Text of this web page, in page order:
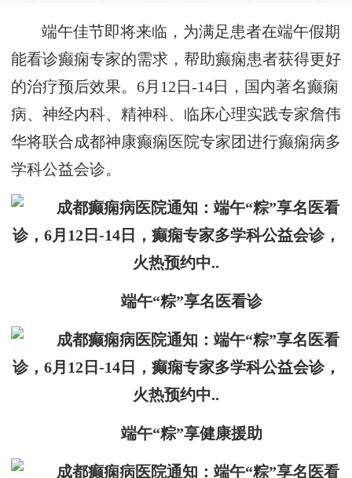
端午佳节即将来临，为满足患者在端午假期
能看诊癫痫专家的需求，帮助癫痫患者获得更好
的治疗预后效果。6月12日-14日，国内著名癫痫
病、神经内科、精神科、临床心理实践专家詹伟
华将联合成都神康癫痫医院专家团进行癫痫病多
学科公益会诊。
端午“粽”享名医看诊
端午“粽”享健康援助